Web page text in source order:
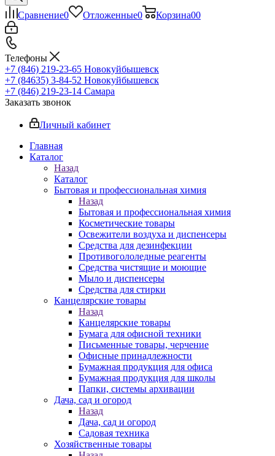
Сравнение0 Отложенные0 Корзина00
Телефоны
+7 (846) 219-23-65 Новокуйбышевск
+7 (84635) 3-84-52 Новокуйбышевск
+7 (846) 219-23-14 Самара
Заказать звонок
Личный кабинет
Главная
Каталог
Назад
Каталог
Бытовая и профессиональная химия
Назад
Бытовая и профессиональная химия
Косметические товары
Освежители воздуха и диспенсеры
Средства для дезинфекции
Противогололедные реагенты
Средства чистящие и моющие
Мыло и диспенсеры
Средства для стирки
Канцелярские товары
Назад
Канцелярские товары
Бумага для офисной техники
Письменные товары, черчение
Офисные принадлежности
Бумажная продукция для офиса
Бумажная продукция для школы
Папки, системы архивации
Дача, сад и огород
Назад
Дача, сад и огород
Садовая техника
Хозяйственные товары